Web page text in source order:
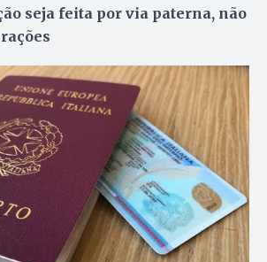
seja feita por via paterna, não